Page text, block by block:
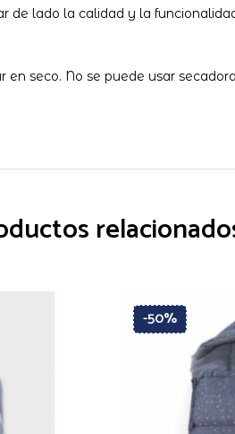
de lado la calidad y la
en seco. No se puede usar
-50%